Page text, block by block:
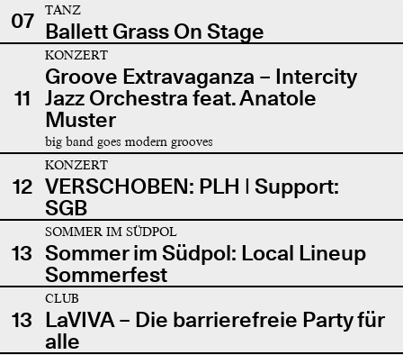
07
TANZ
Ballett Grass On Stage
11
KONZERT
Groove Extravaganza – Intercity
Jazz Orchestra feat. Anatole
Muster
big band goes modern grooves
12
KONZERT
VERSCHOBEN: PLH | Support:
SGB
13
SOMMER IM SÜDPOL
Sommer im Südpol: Local Lineup
Sommerfest
13
CLUB
LaVIVA – Die barrierefreie Party für
alle